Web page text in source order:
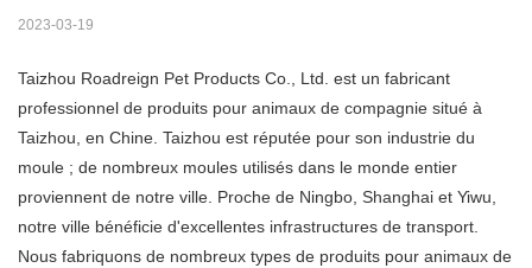
2023-03-19
Taizhou Roadreign Pet Products Co., Ltd. est un fabricant
professionnel de produits pour animaux de compagnie situé à
Taizhou, en Chine. Taizhou est réputée pour son industrie du
moule ; de nombreux moules utilisés dans le monde entier
proviennent de notre ville. Proche de Ningbo, Shanghai et Yiwu,
notre ville bénéficie d'excellentes infrastructures de transport.
Nous fabriquons de nombreux types de produits pour animaux de